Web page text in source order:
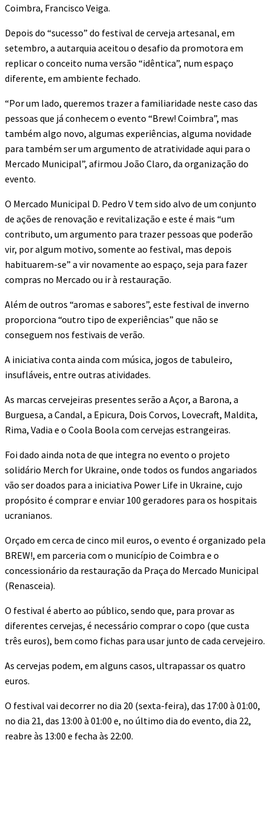
Coimbra, Francisco Veiga.
Depois do “sucesso” do festival de cerveja artesanal, em
setembro, a autarquia aceitou o desafio da promotora em
replicar o conceito numa versão “idêntica”, num espaço
diferente, em ambiente fechado.
“Por um lado, queremos trazer a familiaridade neste caso das
pessoas que já conhecem o evento “Brew! Coimbra”, mas
também algo novo, algumas experiências, alguma novidade
para também ser um argumento de atratividade aqui para o
Mercado Municipal”, afirmou João Claro, da organização do
evento.
O Mercado Municipal D. Pedro V tem sido alvo de um conjunto
de ações de renovação e revitalização e este é mais “um
contributo, um argumento para trazer pessoas que poderão
vir, por algum motivo, somente ao festival, mas depois
habituarem-se” a vir novamente ao espaço, seja para fazer
compras no Mercado ou ir à restauração.
Além de outros “aromas e sabores”, este festival de inverno
proporciona “outro tipo de experiências” que não se
conseguem nos festivais de verão.
A iniciativa conta ainda com música, jogos de tabuleiro,
insufláveis, entre outras atividades.
As marcas cervejeiras presentes serão a Açor, a Barona, a
Burguesa, a Candal, a Epicura, Dois Corvos, Lovecraft, Maldita,
Rima, Vadia e o Coola Boola com cervejas estrangeiras.
Foi dado ainda nota de que integra no evento o projeto
solidário Merch for Ukraine, onde todos os fundos angariados
vão ser doados para a iniciativa Power Life in Ukraine, cujo
propósito é comprar e enviar 100 geradores para os hospitais
ucranianos.
Orçado em cerca de cinco mil euros, o evento é organizado pela
BREW!, em parceria com o município de Coimbra e o
concessionário da restauração da Praça do Mercado Municipal
(Renasceia).
O festival é aberto ao público, sendo que, para provar as
diferentes cervejas, é necessário comprar o copo (que custa
três euros), bem como fichas para usar junto de cada cervejeiro.
As cervejas podem, em alguns casos, ultrapassar os quatro
euros.
O festival vai decorrer no dia 20 (sexta-feira), das 17:00 à 01:00,
no dia 21, das 13:00 à 01:00 e, no último dia do evento, dia 22,
reabre às 13:00 e fecha às 22:00.